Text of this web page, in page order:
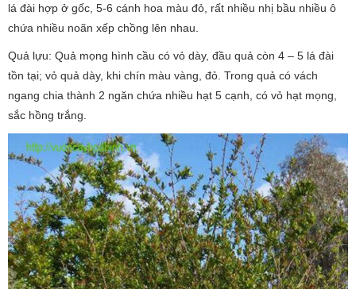
lá đài hợp ở gốc, 5-6 cánh hoa màu đỏ, rất nhiều nhị bầu nhiều ô
chứa nhiều noãn xếp chồng lên nhau.
Quả lựu: Quả mọng hình cầu có vỏ dày, đầu quả còn 4 – 5 lá đài
tồn tại; vỏ quả dày, khi chín màu vàng, đỏ. Trong quả có vách
ngang chia thành 2 ngăn chứa nhiều hạt 5 cạnh, có vỏ hạt mọng,
sắc hồng trắng.